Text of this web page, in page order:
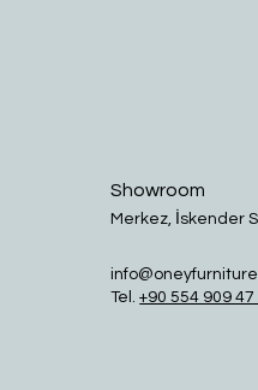
Showroom
Merkez, İskender
Tel.+90 554 909 47